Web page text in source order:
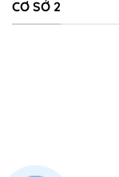
CƠ SỞ 2